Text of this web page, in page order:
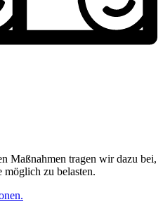
Maßnahmen tragen wir dazu bei,
zu belasten.